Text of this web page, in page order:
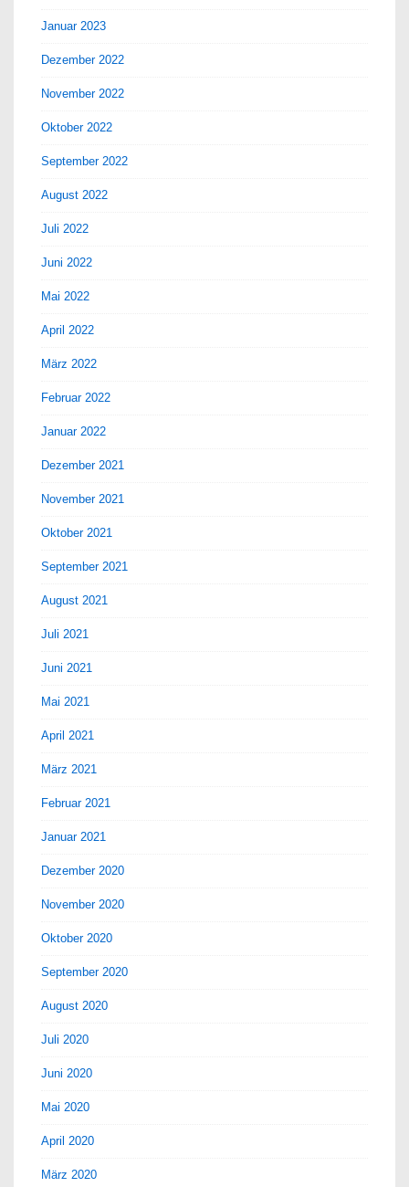
Januar 2023
Dezember 2022
November 2022
Oktober 2022
September 2022
August 2022
Juli 2022
Juni 2022
Mai 2022
April 2022
März 2022
Februar 2022
Januar 2022
Dezember 2021
November 2021
Oktober 2021
September 2021
August 2021
Juli 2021
Juni 2021
Mai 2021
April 2021
März 2021
Februar 2021
Januar 2021
Dezember 2020
November 2020
Oktober 2020
September 2020
August 2020
Juli 2020
Juni 2020
Mai 2020
April 2020
März 2020